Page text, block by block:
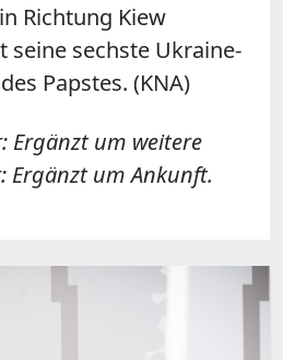
Richtung Kiew
seine sechste Ukraine-
Papstes. (KNA)
Ergänzt um weitere
Ergänzt um Ankunft.